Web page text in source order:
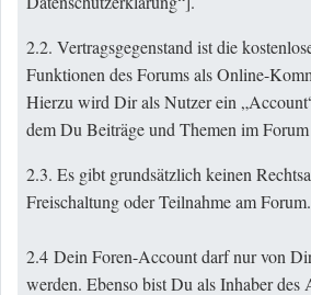
2.2. Vertragsgegenstand ist die
Funktionen des Forums als Online-
Hierzu wird Dir als Nutzer ein
dem Du Beiträge und Themen im
2.3. Es gibt grundsätzlich keinen
Freischaltung oder Teilnahme am Forum.
2.4 Dein Foren-Account darf nur von
werden. Ebenso bist Du als Inhaber des